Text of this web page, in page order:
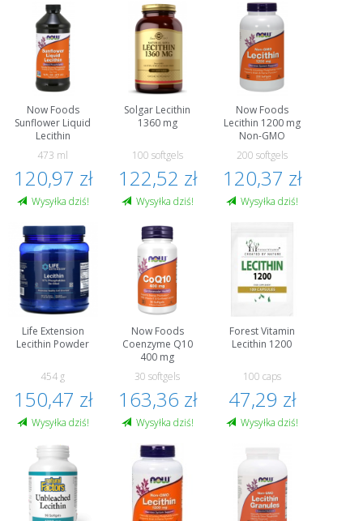
Now Foods
Sunflower Liquid
Lecithin
473 ml
120,97 zł
Wysyłka dziś!
Solgar Lecithin
1360 mg
100 softgels
122,52 zł
Wysyłka dziś!
Now Foods
Lecithin 1200 mg
Non-GMO
200 softgels
120,37 zł
Wysyłka dziś!
Life Extension
Lecithin Powder
454 g
150,47 zł
Wysyłka dziś!
Now Foods
Coenzyme Q10
400 mg
30 softgels
163,36 zł
Wysyłka dziś!
Forest Vitamin
Lecithin 1200
100 caps
47,29 zł
Wysyłka dziś!